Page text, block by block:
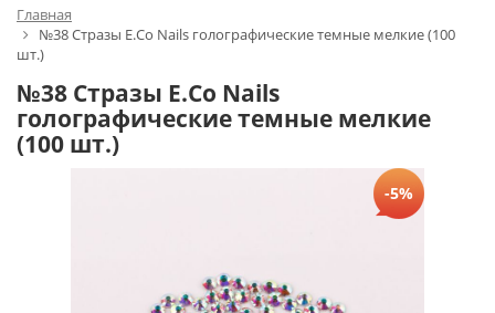
Одноразовая
продукция
Пилки
ГЕЛЬ ЛАКИ
База для гель
Главная
№38 Стразы E.Co Nails голографические темные мелкие (100
шт.)
№38 Стразы E.Co Nails
голографические темные мелкие
(100 шт.)
-5%